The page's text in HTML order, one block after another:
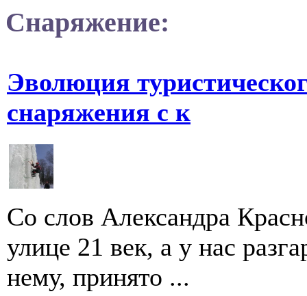
Снаряжение:
Эволюция
снаряжения с к
Со слов Александра
улице 21 век, а у нас
нему, принято ...